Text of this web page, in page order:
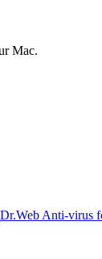
Mac.
Dr.Web Anti-virus